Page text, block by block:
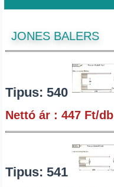
JONES BALERS
Tipus: 540
Nettó ár : 447 Ft/db
Tipus: 541